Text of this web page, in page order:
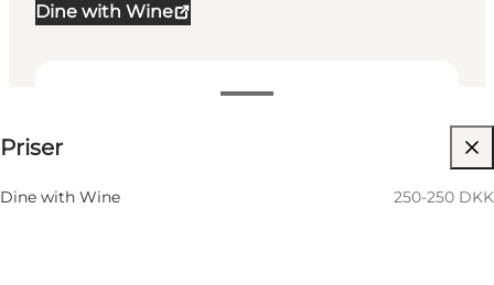
Dine with Wine
Priser
Dine with Wine 250-250 DKK